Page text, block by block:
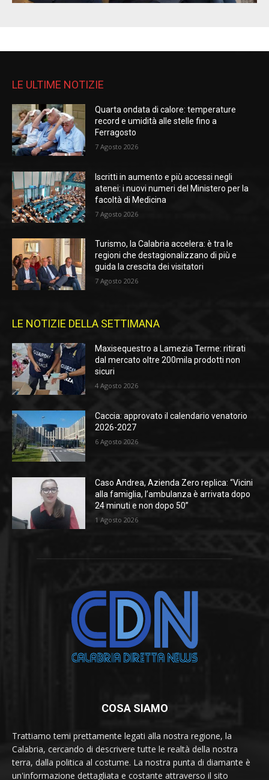
LE ULTIME NOTIZIE
Quarta ondata di calore: temperature
record e umidità alle stelle fino a
Ferragosto
7 Agosto 2026
Iscritti in aumento e più accessi negli
atenei: i nuovi numeri del Ministero per la
facoltà di Medicina
7 Agosto 2026
Turismo, la Calabria accelera: è tra le
regioni che destagionalizzano di più e
guida la crescita dei visitatori
7 Agosto 2026
LE NOTIZIE DELLA SETTIMANA
Maxisequestro a Lamezia Terme: ritirati
dal mercato oltre 200mila prodotti non
sicuri
4 Agosto 2026
Caccia: approvato il calendario venatorio
2026-2027
6 Agosto 2026
Caso Andrea, Azienda Zero replica: “Vicini
alla famiglia, l’ambulanza è arrivata dopo
24 minuti e non dopo 50”
1 Agosto 2026
COSA SIAMO
Trattiamo temi prettamente legati alla nostra regione, la
Calabria, cercando di descrivere tutte le realtà della nostra
terra, dalla politica al costume. La nostra punta di diamante è
un'informazione dettagliata e costante attraverso il sito